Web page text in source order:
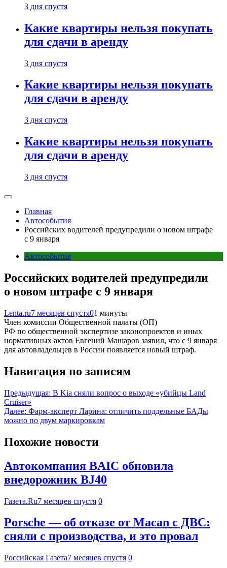
3 дня спустя
Какие квартиры нельзя покупать
для сдачи в аренду
3 дня спустя
Какие квартиры нельзя покупать
для сдачи в аренду
3 дня спустя
Какие квартиры нельзя покупать
для сдачи в аренду
3 дня спустя
Главная
Автособытия
Российских водителей предупредили о новом штрафе
с 9 января
Автособытия
Российских водителей предупредили
о новом штрафе с 9 января
Lenta.ru7 месяцев спустя01 минуты
Член комиссии Общественной палаты (ОП)
РФ по общественной экспертизе законопроектов и иных
нормативных актов Евгений Машаров заявил, что с 9 января
для автовладельцев в России появляется новый штраф.
Навигация по записям
Предыдущая: В Kia сняли вопрос о выходе «убийцы Land
Cruiser»
Далее: Фарм-эксперт Ларина: отличить поддельные БАДы
можно по двум маркировкам
Похожие новости
Автокомпания BAIC обновила
внедорожник BJ40
Газета.Ru7 месяцев спустя 0
Porsche — об отказе от Macan с ДВС:
сняли с производства, и это провал
Российская Газета7 месяцев спустя 0